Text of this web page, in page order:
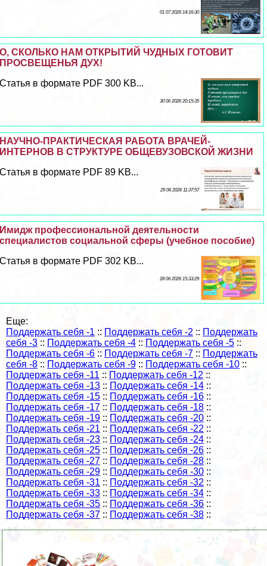
01 07 2026 14:16:30
О, СКОЛЬКО НАМ ОТКРЫТИЙ ЧУДНЫХ ГОТОВИТ
ПРОСВЕЩЕНЬЯ ДУХ!
Статья в формате PDF 300 KB...
30 06 2026 20:15:35
НАУЧНО-ПРАКТИЧЕСКАЯ РАБОТА ВРАЧЕЙ-
ИНТЕРНОВ В СТРУКТУРЕ ОБЩЕВУЗОВСКОЙ ЖИЗНИ
Статья в формате PDF 89 KB...
29 06 2026 11:37:57
Имидж профессиональной деятельности
специалистов социальной сферы (учебное пособие)
Статья в формате PDF 302 KB...
28 06 2026 15:33:29
Еще:
Поддержать себя -1 :: Поддержать себя -2 :: Поддержать
себя -3 :: Поддержать себя -4 :: Поддержать себя -5 ::
Поддержать себя -6 :: Поддержать себя -7 :: Поддержать
себя -8 :: Поддержать себя -9 :: Поддержать себя -10 ::
Поддержать себя -11 :: Поддержать себя -12 ::
Поддержать себя -13 :: Поддержать себя -14 ::
Поддержать себя -15 :: Поддержать себя -16 ::
Поддержать себя -17 :: Поддержать себя -18 ::
Поддержать себя -19 :: Поддержать себя -20 ::
Поддержать себя -21 :: Поддержать себя -22 ::
Поддержать себя -23 :: Поддержать себя -24 ::
Поддержать себя -25 :: Поддержать себя -26 ::
Поддержать себя -27 :: Поддержать себя -28 ::
Поддержать себя -29 :: Поддержать себя -30 ::
Поддержать себя -31 :: Поддержать себя -32 ::
Поддержать себя -33 :: Поддержать себя -34 ::
Поддержать себя -35 :: Поддержать себя -36 ::
Поддержать себя -37 :: Поддержать себя -38 ::